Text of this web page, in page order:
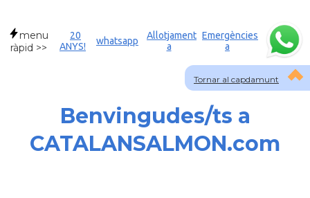
Tornar al capdamunt
menu
ràpid >>
20
ANYS!
whatsapp
Allotjament
a
Emergències
a
Benvingudes/ts a
CATALANSALMON.com